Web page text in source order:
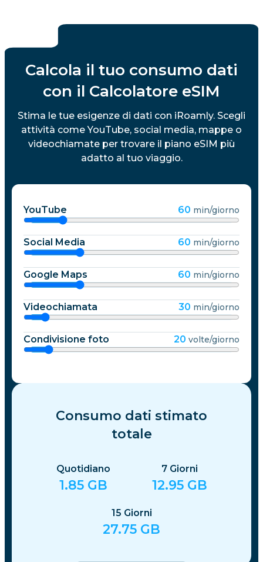
Calcola il tuo consumo dati
con il Calcolatore eSIM
Stima le tue esigenze di dati con iRoamly. Scegli
attività come YouTube, social media, mappe o
videochiamate per trovare il piano eSIM più
adatto al tuo viaggio.
YouTube 60 min/giorno
Social Media 60 min/giorno
Google Maps 60 min/giorno
Videochiamata 30 min/giorno
Condivisione foto 20 volte/giorno
Consumo dati stimato
totale
Quotidiano
1.85 GB
7 Giorni
12.95 GB
15 Giorni
27.75 GB